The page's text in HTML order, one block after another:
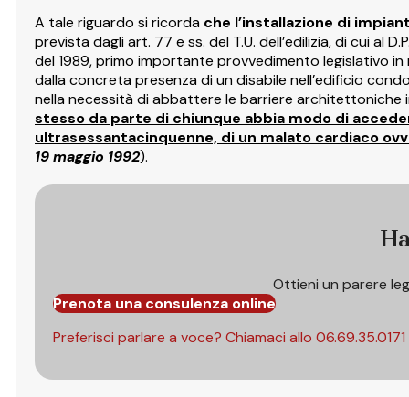
A tale riguardo si ricorda che l’installazione di
prevista dagli art. 77 e ss. del T.U. dell’edilizia, di cui al
del 1989, primo importante provvedimento legislativo
dalla concreta presenza di un disabile nell’edificio
nella necessità di abbattere le barriere architettoniche
stesso da parte di chiunque abbia modo di
ultrasessantacinquenne, di un malato cardiaco
19 maggio 1992).
Ottieni un parere
Prenota una consulenza online
Preferisci parlare a voce? Chiamaci allo 06.69.35.0171